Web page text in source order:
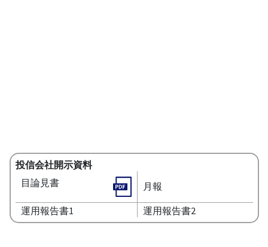
投信会社開示資料
目論見書
月報
運用報告書1 運用報告書2